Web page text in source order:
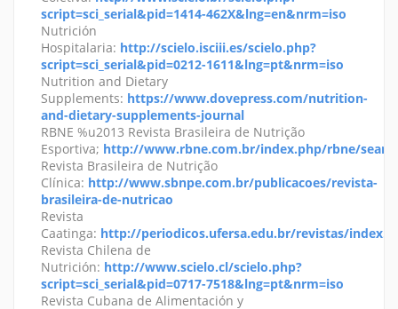
script=sci_serial&pid=1414-462X&lng=en&nrm=iso
Nutrición
Hospitalaria: http://scielo.isciii.es/scielo.php?
script=sci_serial&pid=0212-1611&lng=pt&nrm=iso
Nutrition and Dietary
Supplements: https://www.dovepress.com/nutrition-
and-dietary-supplements-journal
RBNE %u2013 Revista Brasileira de Nutrição
Esportiva; http://www.rbne.com.br/index.php/rbne/
Revista Brasileira de Nutrição
Clínica: http://www.sbnpe.com.br/publicacoes/revista-
brasileira-de-nutricao
Revista
Caatinga: http://periodicos.ufersa.edu.br/revistas/
Revista Chilena de
Nutrición: http://www.scielo.cl/scielo.php?
script=sci_serial&pid=0717-7518&lng=pt&nrm=iso
Revista Cubana de Alimentación y